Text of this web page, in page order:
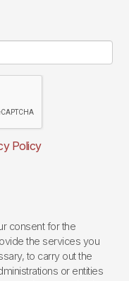
Policy
consent for the
the services you
to carry out the
or entities